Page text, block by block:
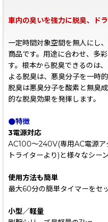
車内の臭いを強力に脱臭、ド
一定時間対象空間を無人にし
商品です。用途に合わせ、多
す。根本から脱臭できるのは
よる脱臭は、悪臭分子を一時
脱臭は悪臭分子を酸素と無臭
的な脱臭効果を発揮します。
●特徴
3電源対応
AC100〜240V(専用AC電源ア
トライターより)と様々なシー
使用方法も簡単
最大60分の簡単タイマーをセ
小型／軽量